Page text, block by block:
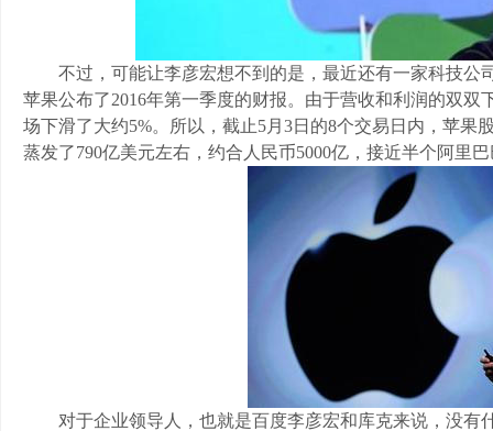
不过，可能让李彦宏想不到的是，最近还有一家科技
苹果公布了2016年第一季度的财报。由于营收和利润的双双
场下滑了大约5%。所以，截止5月3日的8个交易日内，苹
蒸发了790亿美元左右，约合人民币5000亿，接近半个阿里
对于企业领导人，也就是百度李彦宏和库克来说，没